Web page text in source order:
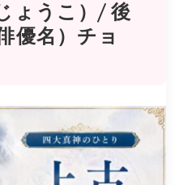
ょうこ）/ 後
優名）チョ